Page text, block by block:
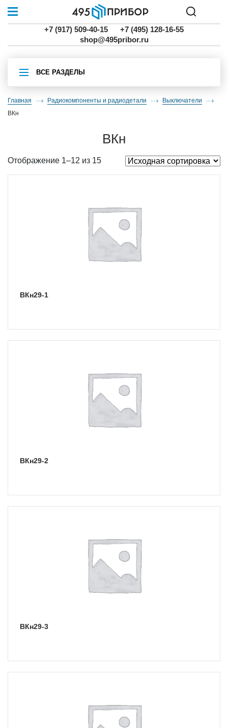
+7 (917) 509-40-15
+7 (495) 128-16-55
shop@495pribor.ru
ВСЕ РАЗДЕЛЫ
Главная Радиокомпоненты и радиодетали
выключатели
ВКн
ВКн
Отображение 1–12 из 15
ВКн29-1
ВКн29-2
ВКн29-3